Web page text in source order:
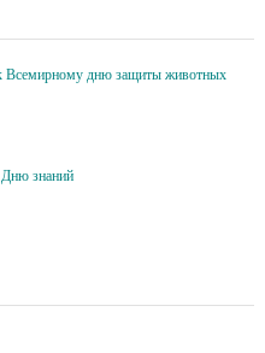
Всемирному дню защиты животных
Дню знаний